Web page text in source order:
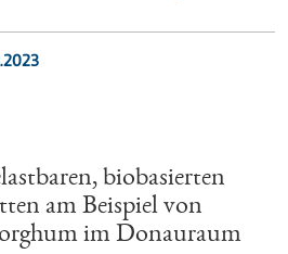
biobasierten
am Beispiel von
im Donauraum